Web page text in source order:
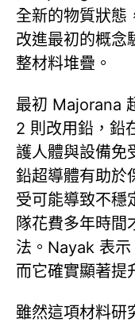
全新的物質狀態
改進最初的概念
整材料堆疊。
最初 Majorana
2 則改用鉛，鉛
護人體與設備免
鉛超導體有助於
受可能導致不穩
隊花費多年時間
法。Nayak 表示
而它確實顯著提
雖然這項材料研